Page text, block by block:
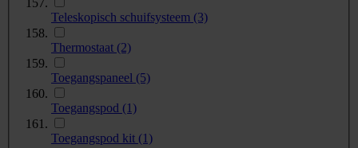
Teleskopisch schuifsysteem (3)
Thermostaat (2)
Toegangspaneel (5)
Toegangspod (1)
Toegangspod kit (1)